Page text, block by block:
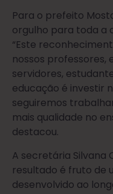
Para o prefeito
orgulho para toda a
“Este
nossos professores,
servidores,
educação é investir
seguiremos
mais qualidade no
destacou.
A secretária Silvana
resultado é fruto de
desenvolvido ao